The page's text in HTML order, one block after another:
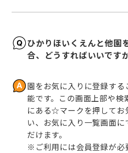
ひかりほいくえんと他園
合、どうすればいいです
園をお気に入りに登録す
能です。この画面上部や
にある☆マークを押してお
い、お気に入り一覧画面
だけます。
※ご利用には会員登録が必